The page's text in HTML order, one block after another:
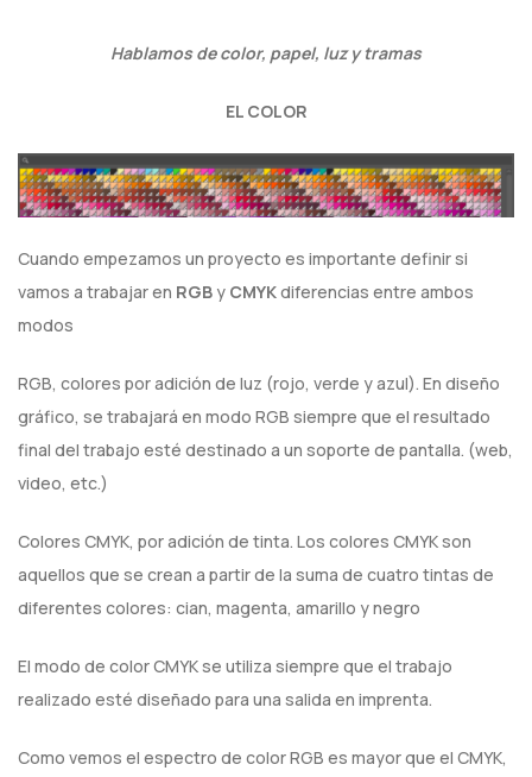
Hablamos de color, papel, luz y tramas
EL COLOR
Cuando empezamos un proyecto es importante definir si
vamos a trabajar en RGB y CMYKdiferencias entre ambos
modos
RGB, colores por adición de luz (rojo, verde y azul). En diseño
gráfico, se trabajará en modo RGB siempre que el resultado
final del trabajo esté destinado a un soporte de pantalla. (web,
video, etc.)
Colores CMYK, por adición de tinta. Los colores CMYK son
aquellos que se crean a partir de la suma de cuatro tintas de
diferentes colores: cian, magenta, amarillo y negro
El modo de color CMYK se utiliza siempre que el trabajo
realizado esté diseñado para una salida en imprenta.
Como vemos el espectro de color RGB es mayor que el CMYK,